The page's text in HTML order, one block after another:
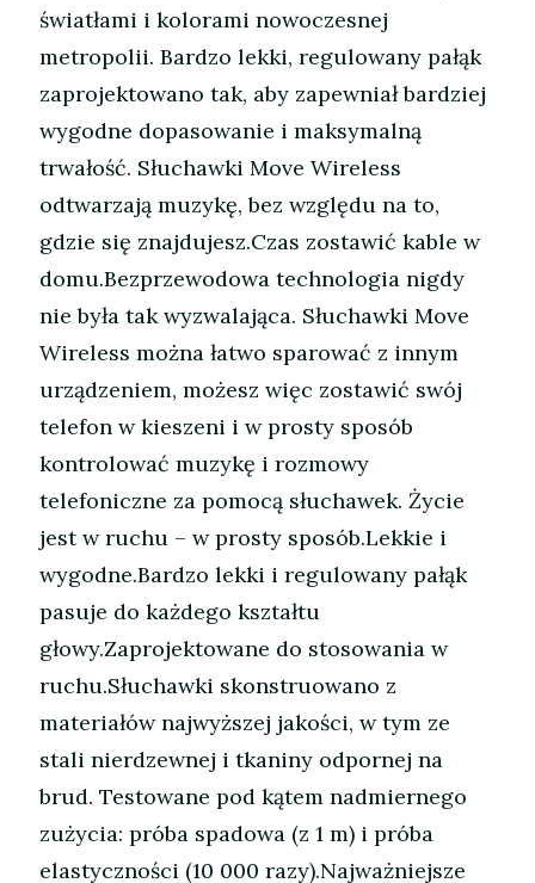
światłami i kolorami nowoczesnej
metropolii. Bardzo lekki, regulowany pałąk
zaprojektowano tak, aby zapewniał bardziej
wygodne dopasowanie i maksymalną
trwałość. Słuchawki Move Wireless
odtwarzają muzykę, bez względu na to,
gdzie się znajdujesz.Czas zostawić kable w
domu.Bezprzewodowa technologia nigdy
nie była tak wyzwalająca. Słuchawki Move
Wireless można łatwo sparować z innym
urządzeniem, możesz więc zostawić swój
telefon w kieszeni i w prosty sposób
kontrolować muzykę i rozmowy
telefoniczne za pomocą słuchawek. Życie
jest w ruchu – w prosty sposób.Lekkie i
wygodne.Bardzo lekki i regulowany pałąk
pasuje do każdego kształtu
głowy.Zaprojektowane do stosowania w
ruchu.Słuchawki skonstruowano z
materiałów najwyższej jakości, w tym ze
stali nierdzewnej i tkaniny odpornej na
brud. Testowane pod kątem nadmiernego
zużycia: próba spadowa (z 1 m) i próba
elastyczności (10 000 razy).Najważniejsze